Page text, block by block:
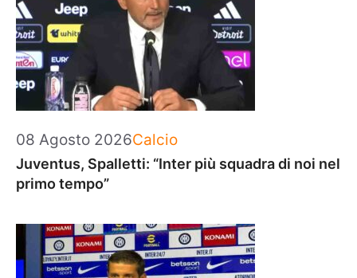
08 Agosto 2026Categorie
Calcio
Juventus, Spalletti: “Inter più squadra di noi nel
primo tempo”